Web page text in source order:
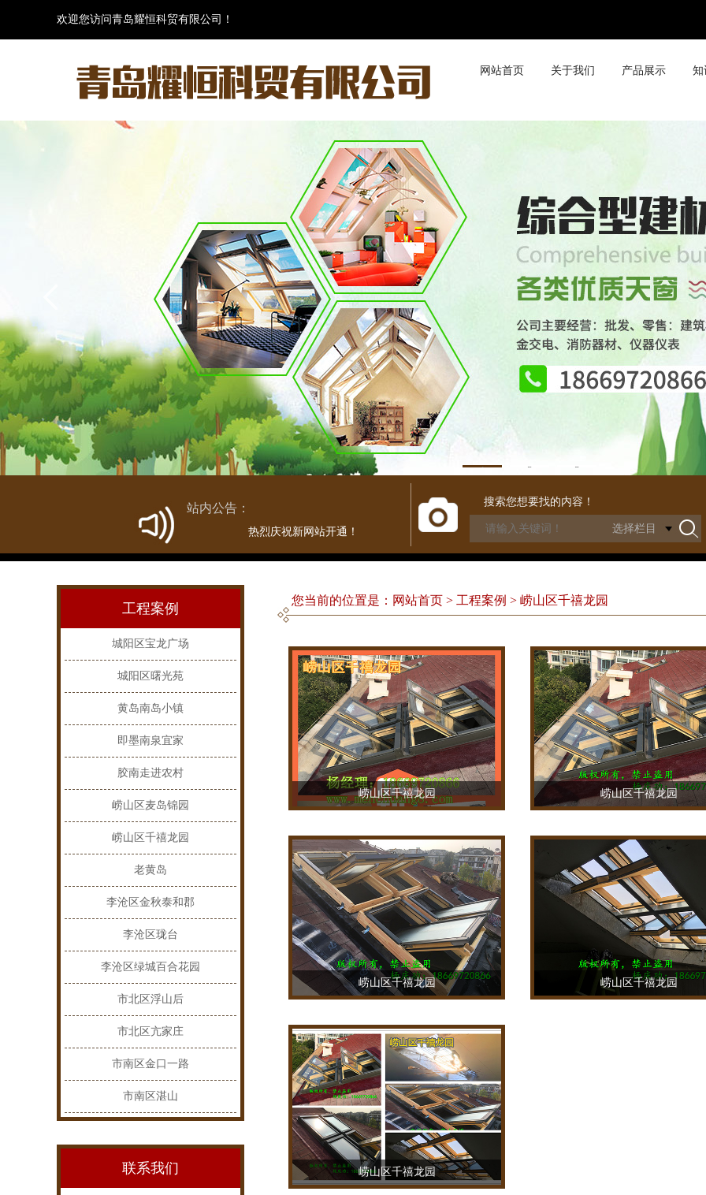
欢迎您访问青岛耀恒科贸有限公司！
网站首页 关于我们 产品展示 知
1 2 3
站内公告：
热烈庆祝新网站开通！
搜索您想要找的内容！
工程案例
城阳区宝龙广场
城阳区曙光苑
黄岛南岛小镇
即墨南泉宜家
胶南走进农村
崂山区麦岛锦园
崂山区千禧龙园
老黄岛
李沧区金秋泰和郡
李沧区珑台
李沧区绿城百合花园
市北区浮山后
市北区亢家庄
市南区金口一路
市南区湛山
联系我们
您当前的位置是：网站首页 > 工程案例 > 崂山区千禧龙园
崂山区千禧龙园 崂山区千禧龙园
崂山区千禧龙园 崂山区千禧龙园
崂山区千禧龙园